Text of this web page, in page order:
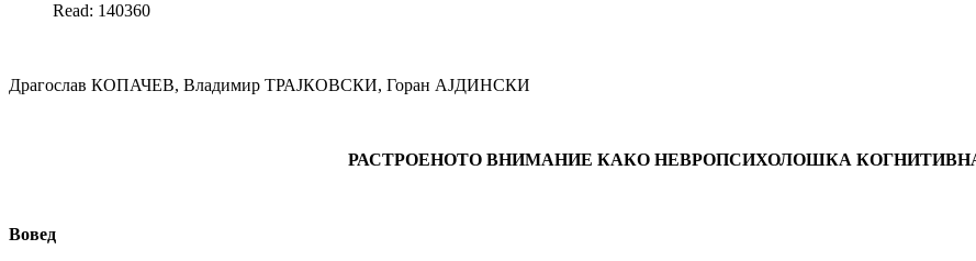
Read: 140360
Драгослав КОПАЧЕВ, Владимир ТРАЈКОВСКИ, Горан АЈДИНСКИ
РАСТРОЕНОТО ВНИМАНИЕ КАКО НЕВРОПСИХОЛОШКА
Вовед